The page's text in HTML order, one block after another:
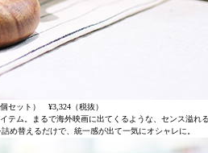
セット） ¥3,324（税抜）
ム。まるで海外映画に出てくるような、センス溢れ
め替えるだけで、統一感が出て一気にオシャレに。